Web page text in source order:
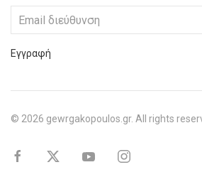
Εγγραφή
© 2026 gewrgakopoulos.gr. All rights